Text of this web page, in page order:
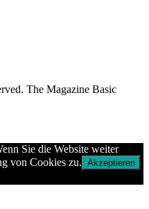
The Magazine Basic
Sie die Website weiter
von Cookies zu. Akzeptieren